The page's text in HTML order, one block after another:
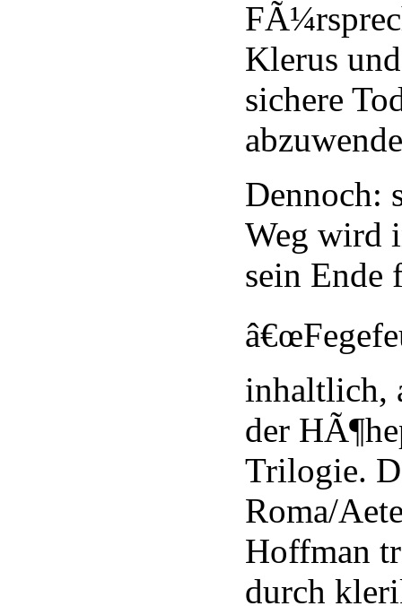
Klerus
sichere
Dennoch:
Weg wird
sein Ende
inhaltlich,
der
Trilogie.
Roma/
Hoffman
durch